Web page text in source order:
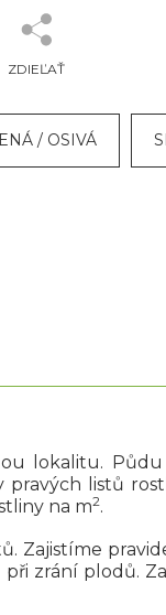
ZDIEĽAŤ
/ OSIVÁ
lokalitu.
listů
na m2.
Zajistíme
zrání plodů.